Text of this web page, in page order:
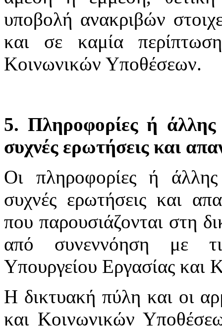
υποβολή ανακριβών
και σε καμία
Κοινωνικών Υποθέσεων.
5. Πληροφορίες ή άλλης
συχνές ερωτήσεις και
Οι πληροφορίες ή άλλης
συχνές ερωτήσεις και
που παρουσιάζονται στη
από συνεννόηση με
Υπουργείου Εργασίας και
Η δικτυακή πύλη και οι
και Κοινωνικών